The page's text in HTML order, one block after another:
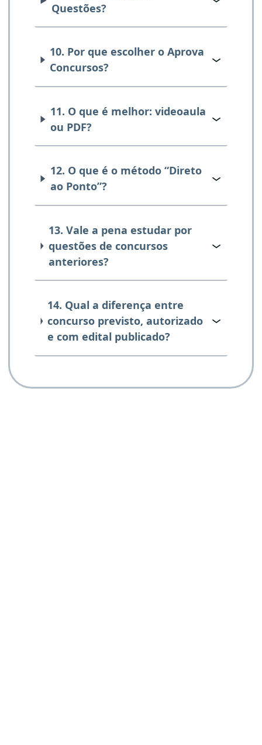
Questões?
10. Por que escolher o Aprova
Concursos?
11. O que é melhor: videoaula
ou PDF?
12. O que é o método “Direto
ao Ponto”?
13. Vale a pena estudar por
questões de concursos
anteriores?
14. Qual a diferença entre
concurso previsto, autorizado
e com edital publicado?